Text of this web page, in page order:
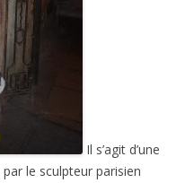
Il s’agit d’une
le sculpteur parisien